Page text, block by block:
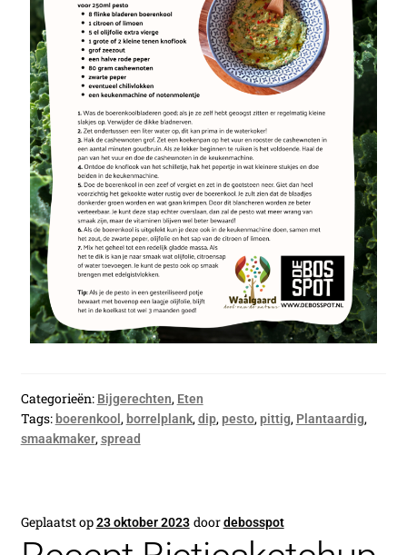
Categorieën: Bijgerechten, Eten
Tags:boerenkool, borrelplank, dip, pesto, pittig, Plantaardig,
smaakmaker, spread
Geplaatst op23 oktober 2023 doordebosspot